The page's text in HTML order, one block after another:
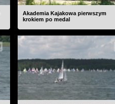
Akademia Kajakowa pierwszym
krokiem po medal